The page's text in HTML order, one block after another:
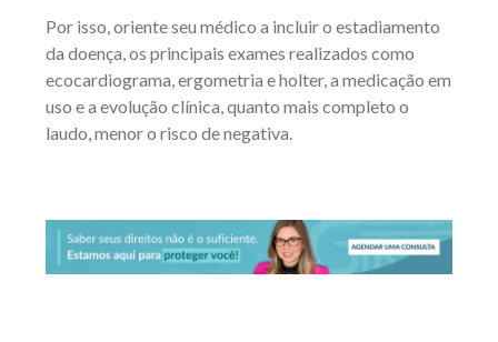
Por isso, oriente seu médico a incluir o estadiamento
da doença, os principais exames realizados como
ecocardiograma, ergometria e holter, a medicação em
uso e a evolução clínica, quanto mais completo o
laudo, menor o risco de negativa.